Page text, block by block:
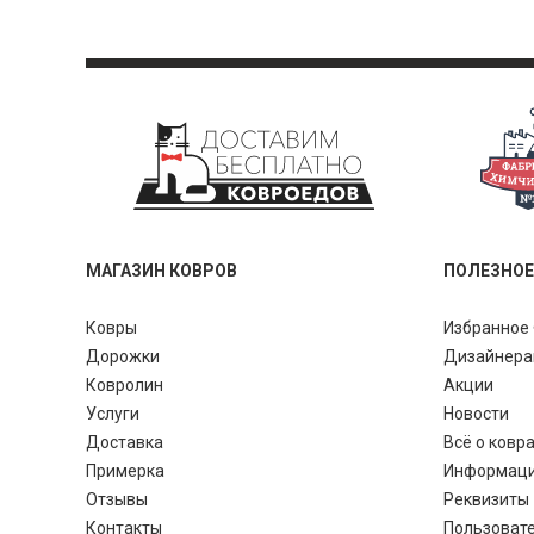
МАГАЗИН КОВРОВ
Ковры
Дорожки
Ковролин
Услуги
Доставка
Примерка
Отзывы
Контакты
ПОЛЕЗНОЕ
Акции
Новости
Всё о
Реквизиты